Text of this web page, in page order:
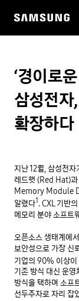
‘경이로
삼성전
확장하다
지난 12월, 삼성전
레드햇 (Red Hat)
Memory Module
알렸다1. CXL 기반
메모리 분야 소프트
오픈소스 생태계에
보안성으로 가장
기업의 90% 이상
기존 방식 대신 운
방식을 택하며 소프
선두주자로 자리 잡